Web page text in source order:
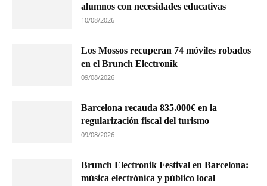
alumnos con necesidades educativas
10/08/2026
Los Mossos recuperan 74 móviles robados
en el Brunch Electronik
09/08/2026
Barcelona recauda 835.000€ en la
regularización fiscal del turismo
09/08/2026
Brunch Electronik Festival en Barcelona:
música electrónica y público local